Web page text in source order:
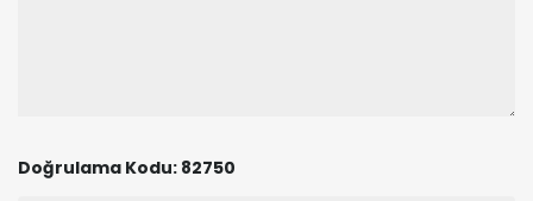
Doğrulama Kodu: 82750